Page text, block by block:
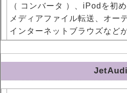
（ コンバータ ）、iPodを初
メディアファイル転送、オー
インターネットブラウズなど